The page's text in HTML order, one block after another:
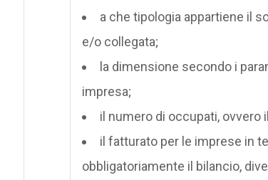
a che tipologia appartiene il
e/o collegata;
la dimensione secondo i
impresa;
il numero di occupati, ovvero
il fatturato per le imprese in
obbligatoriamente il bilancio,